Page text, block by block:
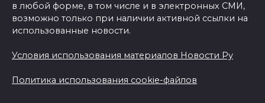
в любой форме, в том числе и в электронных СМИ,
возможно только при наличии активной ссылки на
использованные новости.
Условия использования материалов Новости Ру
Политика использования cookie-файлов